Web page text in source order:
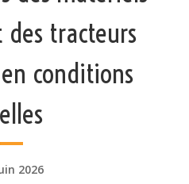
des tracteurs
conditions
2026